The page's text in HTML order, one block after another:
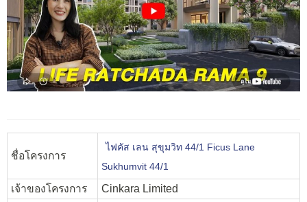
ชื่อโครงการ
ไฟคัส เลน สุขุมวิท 44/1 Ficus Lane
Sukhumvit 44/1
เจ้าของโครงการ
Cinkara Limited